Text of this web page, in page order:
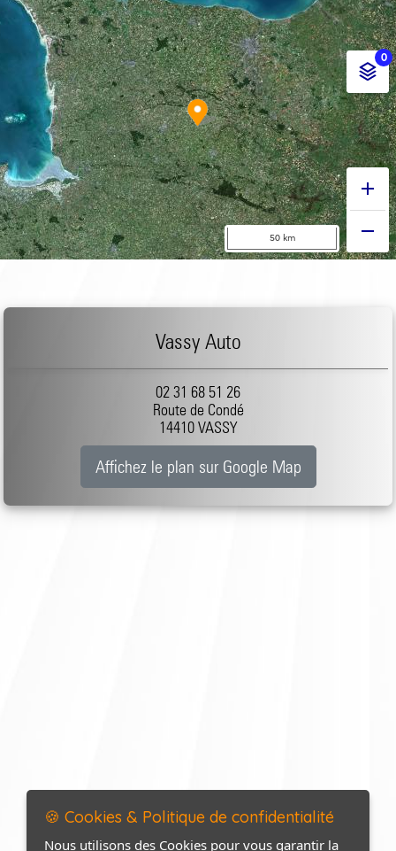
Vassy Auto
02 31 68 51 26
Route de Condé
14410 VASSY
Affichez le plan sur Google Map
🍪 Cookies & Politique de confidentialité
Nous utilisons des Cookies pour vous garantir la